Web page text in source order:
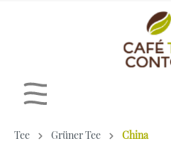
Tee Grüner Tee China